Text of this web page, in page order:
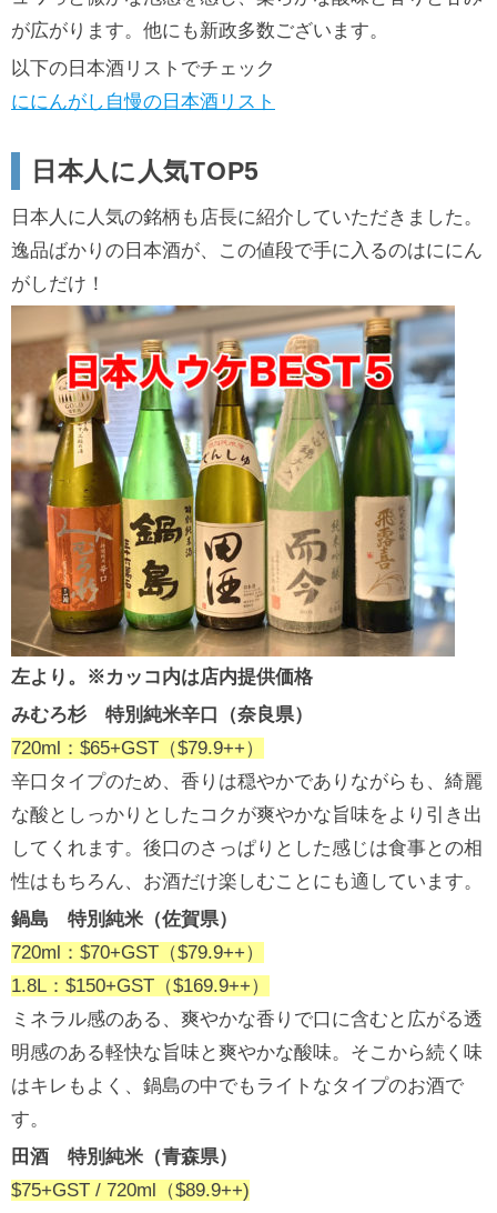
が広がります。他にも新政多数ございます。
以下の日本酒リストでチェック
ににんがし自慢の日本酒リスト
日本人に人気TOP5
日本人に人気の銘柄も店長に紹介していただきました。
逸品ばかりの日本酒が、この値段で手に入るのはににん
がしだけ！
左より。※カッコ内は店内提供価格
みむろ杉 特別純米辛口（奈良県）
720ml：$65+GST（$79.9++）
辛口タイプのため、香りは穏やかでありながらも、綺麗
な酸としっかりとしたコクが爽やかな旨味をより引き出
してくれます。後口のさっぱりとした感じは食事との相
性はもちろん、お酒だけ楽しむことにも適しています。
鍋島 特別純米（佐賀県）
720ml：$70+GST（$79.9++）
1.8L：$150+GST（$169.9++）
ミネラル感のある、爽やかな香りで口に含むと広がる透
明感のある軽快な旨味と爽やかな酸味。そこから続く味
はキレもよく、鍋島の中でもライトなタイプのお酒で
す。
田酒 特別純米（青森県）
$75+GST / 720ml（$89.9++)